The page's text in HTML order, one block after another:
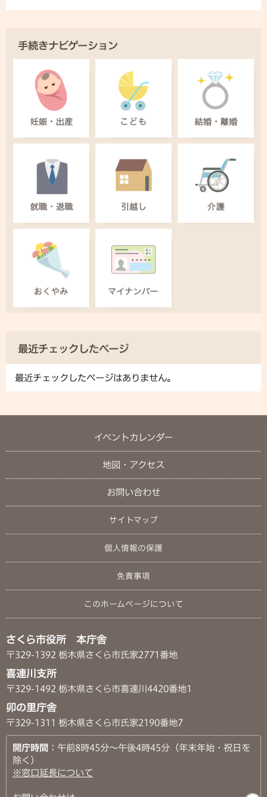
手続きナビゲーション
最近チェックしたページ
最近チェックしたページはありません。
イベントカレンダー
地図・アクセス
お問い合わせ
サイトマップ
個人情報の保護
免責事項
このホームページについて
さくら市役所 本庁舎
〒329-1392 栃木県さくら市氏家2771番地
喜連川支所
〒329-1492 栃木県さくら市喜連川4420番地1
卯の里庁舎
〒329-1311 栃木県さくら市氏家2190番地7
開庁時間 ：午前8時45分～午後4時45分（年末年始・祝日を
除く）
※窓口延長について